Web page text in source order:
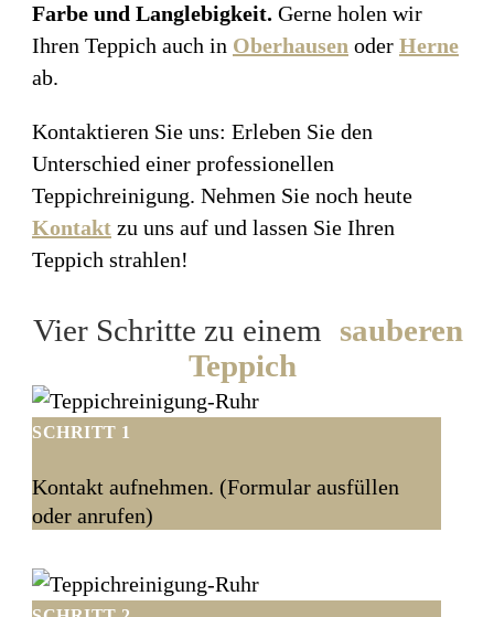
Farbe und Langlebigkeit. Gerne holen wir
Ihren Teppich auch in Oberhausen oder Herne
ab.
Kontaktieren Sie uns: Erleben Sie den
Unterschied einer professionellen
Teppichreinigung. Nehmen Sie noch heute
Kontakt zu uns auf und lassen Sie Ihren
Teppich strahlen!
Vier Schritte zu einem sauberen
Teppich
SCHRITT 1
Kontakt aufnehmen. (Formular ausfüllen
oder anrufen)